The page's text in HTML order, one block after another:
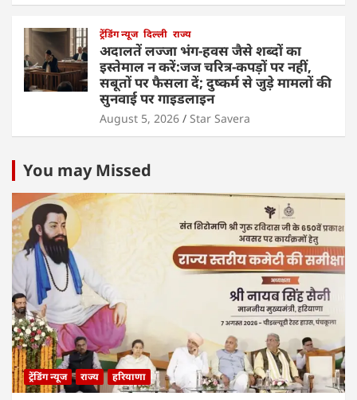
ट्रेंडिंग न्यूज दिल्ली राज्य
अदालतें लज्जा भंग-हवस जैसे शब्दों का
इस्तेमाल न करें:जज चरित्र-कपड़ों पर नहीं,
सबूतों पर फैसला दें; दुष्कर्म से जुड़े मामलों की
सुनवाई पर गाइडलाइन
August 5, 2026 Star Savera
You may Missed
ट्रेंडिंग न्यूज राज्य हरियाणा